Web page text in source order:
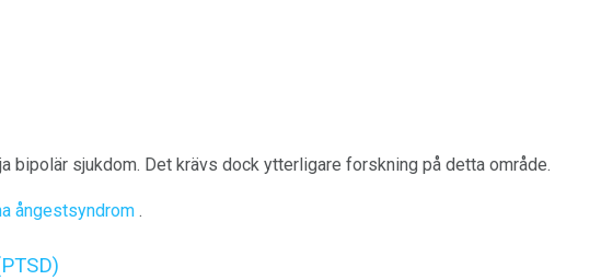
bipolär sjukdom. Det krävs dock ytterligare forskning på detta område.
ångestsyndrom .